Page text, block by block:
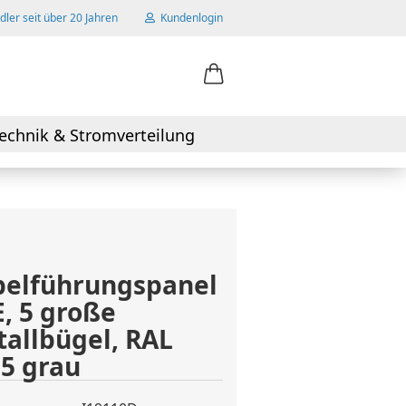
seit über 20 Jahren Kundenlogin
erstellen
vergessen?
& Stromverteilung
5 große
RAL
grau